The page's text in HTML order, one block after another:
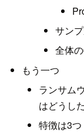
サン
全体
もう一つ
ランサム
はどうし
特徴は3つ